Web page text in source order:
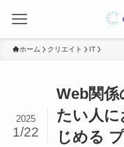
ホーム クリエイト IT
Web関
たい人
じめる
2025
1/22